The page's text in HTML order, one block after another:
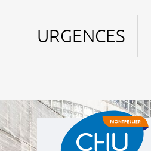
URGENCES